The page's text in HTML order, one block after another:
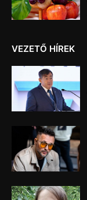
VEZETŐ HÍREK